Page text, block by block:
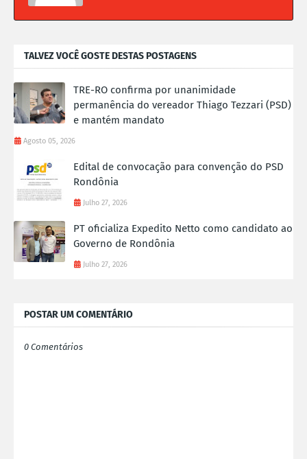
TALVEZ VOCÊ GOSTE DESTAS POSTAGENS
TRE-RO confirma por unanimidade
permanência do vereador Thiago Tezzari (PSD)
e mantém mandato
Agosto 05, 2026
Edital de convocação para convenção do PSD
Rondônia
Julho 27, 2026
PT oficializa Expedito Netto como candidato ao
Governo de Rondônia
Julho 27, 2026
POSTAR UM COMENTÁRIO
0 Comentários